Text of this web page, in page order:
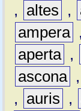
,
altes ,
ampera ,
aperta ,
ascona ,
,
auris ,